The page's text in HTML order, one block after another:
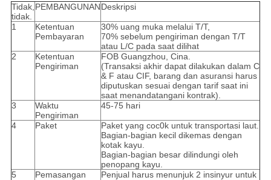
Tidak,
tidak.
PEMBANGUNANDeskripsi
1
Ketentuan
Pembayaran
30% uang muka melalui T/T,
70% sebelum pengiriman dengan T/T
atau L/C pada saat dilihat
2
Ketentuan
Pengiriman
FOB Guangzhou, Cina.
(Transaksi akhir dapat dilakukan dalam C
& F atau CIF, barang dan asuransi harus
diputuskan sesuai dengan tarif saat ini
saat menandatangani kontrak).
3
Waktu
Pengiriman
45-75 hari
4 Paket
Paket yang coc0k untuk transportasi laut.
Bagian-bagian kecil dikemas dengan
kotak kayu.
Bagian-bagian besar dilindungi oleh
penopang kayu.
5
Pemasangan
Penjual harus menunjuk 2 insinyur untuk